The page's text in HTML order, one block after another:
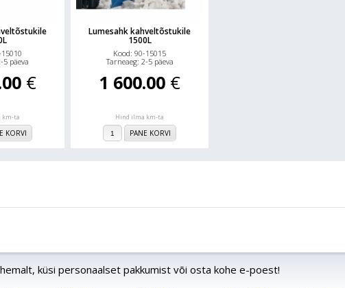
5 päeva
€
km-ta
KORVI
Lumesahk kahveltõstukile
1500L
Kood: 90-15015
Tarneaeg: 2-5 päeva
1 600.00 €
Hind ilma km-ta
PANE KORVI
küsi personaalset pakkumist või osta kohe e-poest!